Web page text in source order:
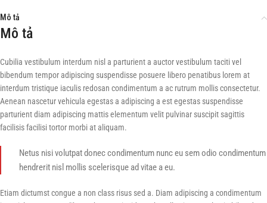
Mô tả
Mô tả
Cubilia vestibulum interdum nisl a parturient a auctor vestibulum taciti vel
bibendum tempor adipiscing suspendisse posuere libero penatibus lorem at
interdum tristique iaculis redosan condimentum a ac rutrum mollis consectetur.
Aenean nascetur vehicula egestas a adipiscing a est egestas suspendisse
parturient diam adipiscing mattis elementum velit pulvinar suscipit sagittis
facilisis facilisi tortor morbi at aliquam.
Netus nisi volutpat donec condimentum nunc eu sem odio condimentum
hendrerit nisl mollis scelerisque ad vitae a eu.
Etiam dictumst congue a non class risus sed a. Diam adipiscing a condimentum